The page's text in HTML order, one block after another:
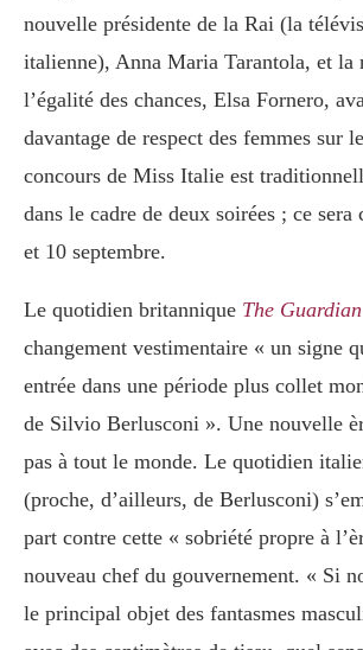
nouvelle présidente de la Rai (la
italienne), Anna Maria Tarantola, et la
l’égalité des chances, Elsa Fornero,
davantage de respect des femmes sur
concours de Miss Italie est
dans le cadre de deux soirées ; ce sera
et 10 septembre.
Le quotidien britannique The Guardian
changement vestimentaire « un signe
entrée dans une période plus collet
de Silvio Berlusconi ». Une nouvelle
pas à tout le monde. Le quotidien
(proche, d’ailleurs, de Berlusconi)
part contre cette « sobriété propre à
nouveau chef du gouvernement. « Si
le principal objet des fantasmes